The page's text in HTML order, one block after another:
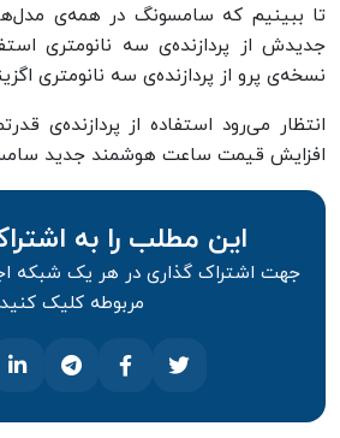
تا ببینیم که سامسونگ در همه‌ی
جدیدش از پردازنده‌ی سه نانومتری
نسخه‌ی پرو از پردازنده‌ی سه نانومتری
انتظار می‌رود استفاده از پردازنده‌ی
افزایش قیمت ساعت هوشمند جدید
این مطلب را به
جهت اشتراک گذاری در هر یک شبکه
مربوطه کلیک کنید